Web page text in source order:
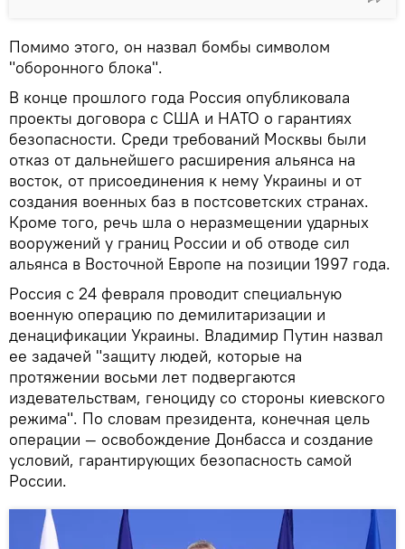
Помимо этого, он назвал бомбы символом
"оборонного блока".
В конце прошлого года Россия опубликовала
проекты договора с США и НАТО о гарантиях
безопасности. Среди требований Москвы были
отказ от дальнейшего расширения альянса на
восток, от присоединения к нему Украины и от
создания военных баз в постсоветских странах.
Кроме того, речь шла о неразмещении ударных
вооружений у границ России и об отводе сил
альянса в Восточной Европе на позиции 1997 года.
Россия с 24 февраля проводит специальную
военную операцию по демилитаризации и
денацификации Украины. Владимир Путин назвал
ее задачей "защиту людей, которые на
протяжении восьми лет подвергаются
издевательствам, геноциду со стороны киевского
режима". По словам президента, конечная цель
операции — освобождение Донбасса и создание
условий, гарантирующих безопасность самой
России.